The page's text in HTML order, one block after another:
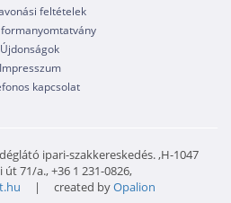
feltételek
Újdonságok
Impresszum
kapcsolat
ipari-szakkereskedés. ,H-1047
út 71/a., +36 1 231-0826,
| created byOpalion